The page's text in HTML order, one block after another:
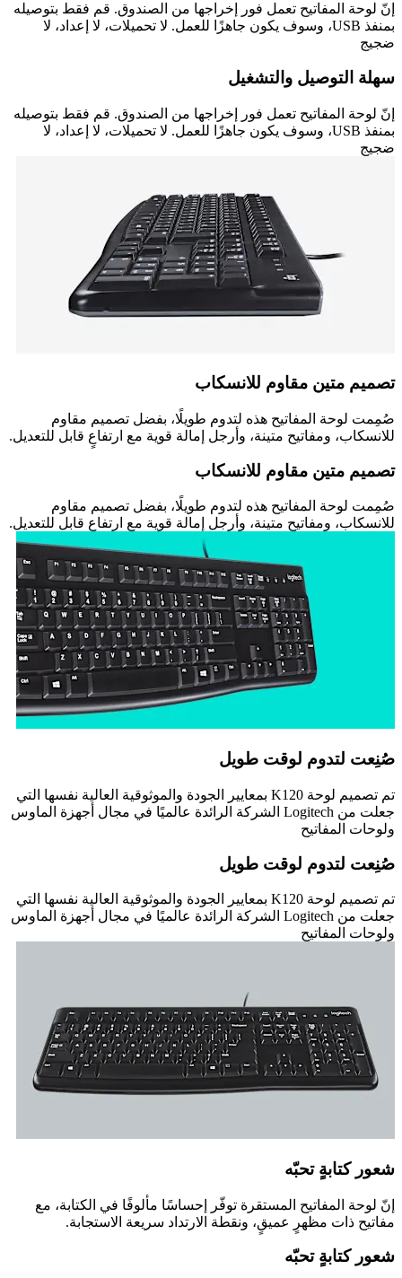
إنّ لوحة المفاتيح تعمل فور إخراجها من الصندوق. قم فقط بتوصيله
بمنفذ USB، وسوف يكون جاهزًا للعمل. لا تحميلات، لا إعداد، لا
ضجيج
سهلة التوصيل والتشغيل
إنّ لوحة المفاتيح تعمل فور إخراجها من الصندوق. قم فقط بتوصيله
بمنفذ USB، وسوف يكون جاهزًا للعمل. لا تحميلات، لا إعداد، لا
ضجيج
تصميم متين مقاوم للانسكاب
صُمِمت لوحة المفاتيح هذه لتدوم طويلًا، بفضل تصميم مقاوم
للانسكاب، ومفاتيح متينة، وأرجل إمالة قوية مع ارتفاعٍ قابل للتعديل.
تصميم متين مقاوم للانسكاب
صُمِمت لوحة المفاتيح هذه لتدوم طويلًا، بفضل تصميم مقاوم
للانسكاب، ومفاتيح متينة، وأرجل إمالة قوية مع ارتفاعٍ قابل للتعديل.
صُنِعت لتدوم لوقت طويل
تم تصميم لوحة K120 بمعايير الجودة والموثوقية العالية نفسها التي
جعلت من Logitech الشركة الرائدة عالميًا في مجال أجهزة الماوس
ولوحات المفاتيح
صُنِعت لتدوم لوقت طويل
تم تصميم لوحة K120 بمعايير الجودة والموثوقية العالية نفسها التي
جعلت من Logitech الشركة الرائدة عالميًا في مجال أجهزة الماوس
ولوحات المفاتيح
شعور كتابةٍ تحبّه
إنّ لوحة المفاتيح المستقرة توفّر إحساسًا مألوفًا في الكتابة، مع
مفاتيح ذات مظهرٍ عميقٍ، ونقطة الارتداد سريعة الاستجابة.
شعور كتابةٍ تحبّه